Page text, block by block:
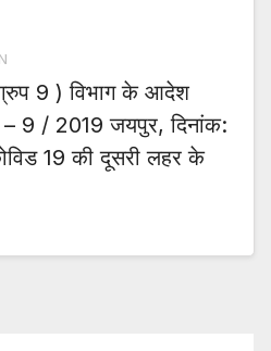
9 ) विभाग के आदेश
9 / 2019 जयपुर, दिनांक:
19 की दूसरी लहर के